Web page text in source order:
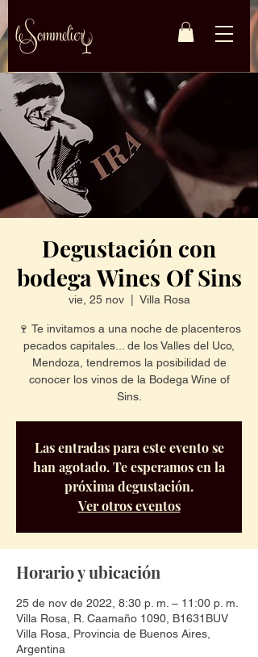
Degustación con
bodega Wines Of Sins
vie, 25 nov
  |
Villa Rosa
🍷 Te invitamos a una noche de placenteros
pecados capitales... de los Valles del Uco,
Mendoza, tendremos la posibilidad de
conocer los vinos de la Bodega Wine of
Sins.
Las entradas para este evento se
han agotado. Te esperamos en la
próxima degustación.
Ver otros eventos
Horario y ubicación
25 de nov de 2022, 8:30 p. m. – 11:00 p. m.
Villa Rosa, R. Caamaño 1090, B1631BUV
Villa Rosa, Provincia de Buenos Aires,
Argentina